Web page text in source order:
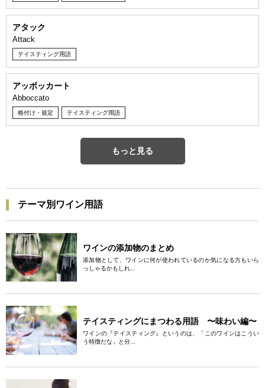
アタック
Attack
テイスティング用語
アッボッカート
Abboccato
格付け・規定 テイスティング用語
もっと見る
テーマ別ワイン用語
ワインの添加物のまとめ
添加物として、ワインに何が使われているのか気になる方もいら
っしゃるかもしれ...
テイスティングにまつわる用語 〜味わい編〜
ワインの『テイスティング』というのは、「このワインはこうい
う特徴だな」と分...